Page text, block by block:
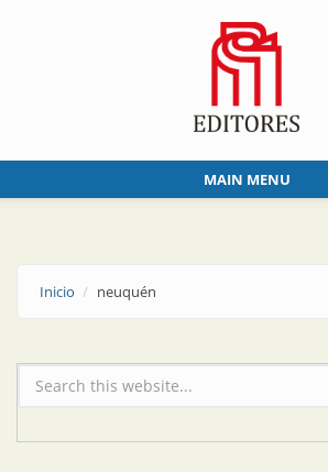
MAIN MENU
Inicio neuquén
Formulario de búsqueda